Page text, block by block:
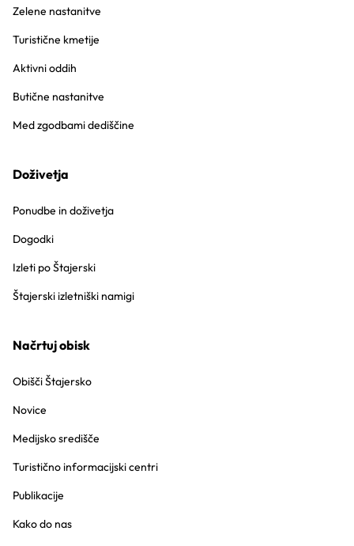
Zelene nastanitve
Turistične kmetije
Aktivni oddih
Butične nastanitve
Med zgodbami dediščine
Doživetja
Ponudbe in doživetja
Dogodki
Izleti po Štajerski
Štajerski izletniški namigi
Načrtuj obisk
Obišči Štajersko
Novice
Medijsko središče
Turistično informacijski centri
Publikacije
Kako do nas